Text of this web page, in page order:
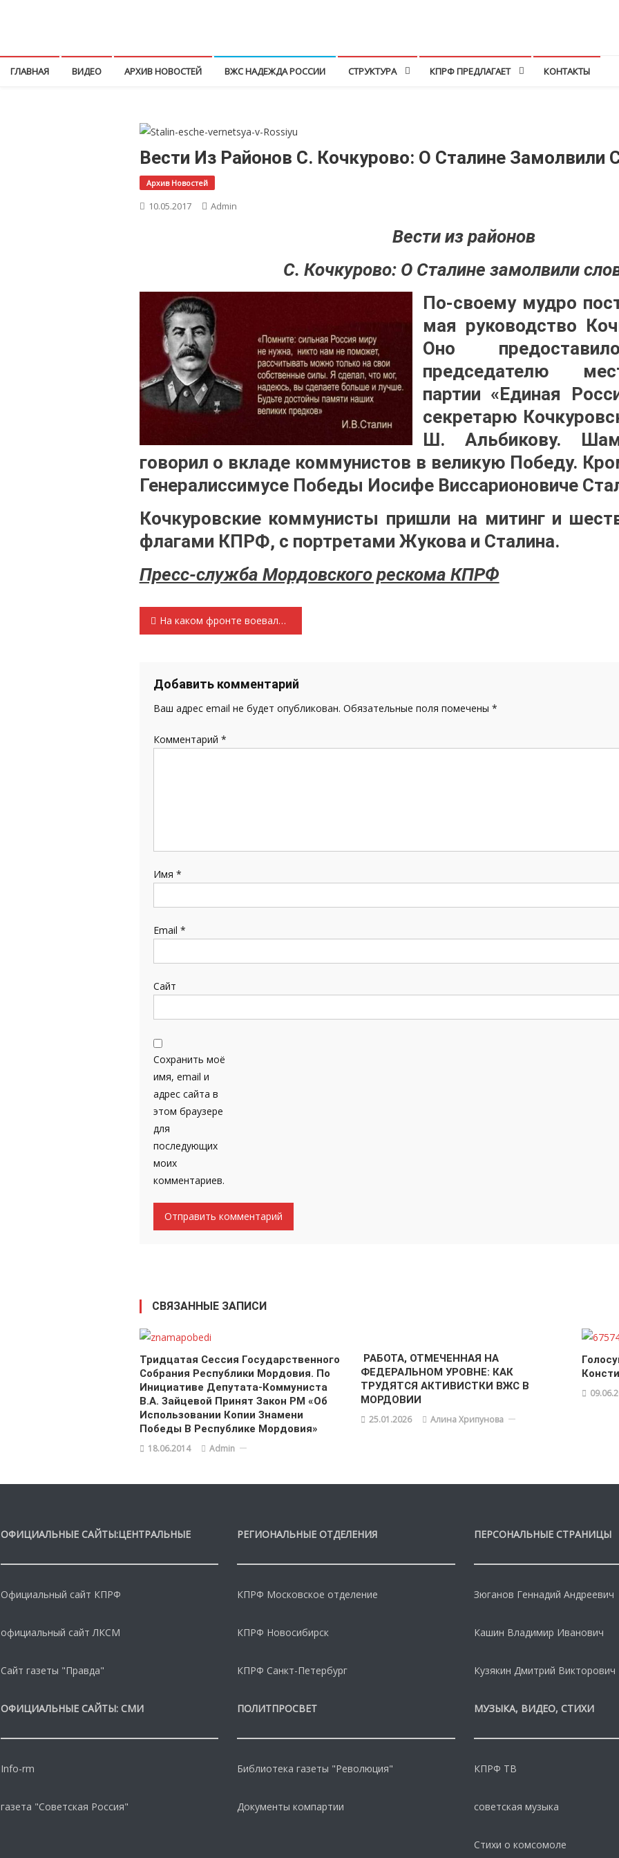
ГЛАВНАЯ ВИДЕО АРХИВ НОВОСТЕЙ ВЖС НАДЕЖДА РОССИИ СТРУКТУРА КПРФ ПРЕДЛАГАЕТ КОНТАКТЫ
Вести Из Районов С. Кочкурово: О Сталине Замолвили
Архив Новостей
10.05.2017 Admin
Вести из районов
С. Кочкурово: О Сталине замолвили
По-своему мудро
мая руководство
Оно
председателю
партии «Единая
секретарю
Ш. Альбикову.
говорил о вкладе коммунистов в великую Победу.
Генералиссимусе Победы Иосифе Виссарионовиче
Кочкуровские коммунисты пришли на митинг и
флагами КПРФ, с портретами Жукова и Сталина.
Пресс-служба Мордовского рескома КПРФ
Навигация
записям
На каком фронте воевала ромодановская «Единая Россия»?
Добавить комментарий
Ваш адрес email не будет опубликован. Обязательные поля помечены *
Комментарий *
Имя *
Email *
Сайт
Сохранить моё
имя, email и
адрес сайта в
этом браузере
для
последующих
моих
комментариев.
СВЯЗАННЫЕ ЗАПИСИ
Тридцатая Сессия Государственного
Собрания Республики Мордовия. По
Инициативе Депутата-Коммуниста
В.А. Зайцевой Принят Закон РМ «Об
Использовании Копии Знамени
Победы В Республике Мордовия»
18.06.2014 Admin
РАБОТА, ОТМЕЧЕННАЯ НА
ФЕДЕРАЛЬНОМ УРОВНЕ: КАК
ТРУДЯТСЯ АКТИВИСТКИ ВЖС В
МОРДОВИИ
25.01.2026 Алина Хрипунова
ОФИЦИАЛЬНЫЕ САЙТЫ:ЦЕНТРАЛЬНЫЕ
Официальный сайт КПРФ
официальный сайт ЛКСМ
Сайт газеты "Правда"
ОФИЦИАЛЬНЫЕ САЙТЫ: СМИ
Info-rm
газета "Советская Россия"
РЕГИОНАЛЬНЫЕ ОТДЕЛЕНИЯ
КПРФ Московское отделение
КПРФ Новосибирск
КПРФ Санкт-Петербург
ПОЛИТПРОСВЕТ
Библиотека газеты "Революция"
Документы компартии
ПЕРСОНАЛЬНЫЕ СТРАНИЦЫ
Зюганов Геннадий Андреевич
Кашин Владимир Иванович
Кузякин Дмитрий Викторович
МУЗЫКА, ВИДЕО, СТИХИ
КПРФ ТВ
советская музыка
Стихи о комсомоле